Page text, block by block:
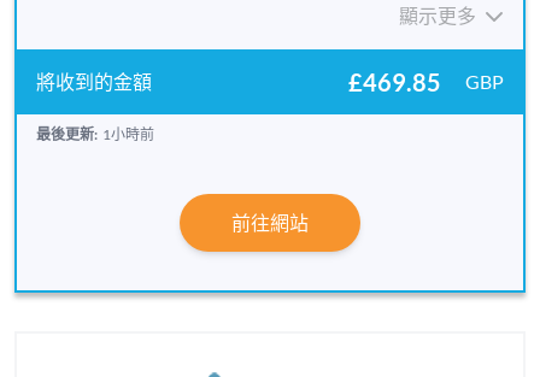
顯示更多
£469.85 GBP
最後更新: 1小時前
前往網站